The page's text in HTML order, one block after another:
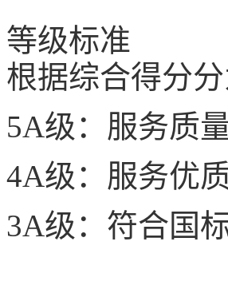
等级标准
根据综合得分分
5A级：服务质
4A级：服务优
3A级：符合国